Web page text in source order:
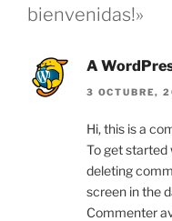
bienvenidas!»
A
3 OCTUBRE,
Hi, this is a
To get started
deleting
screen in the
Commenter